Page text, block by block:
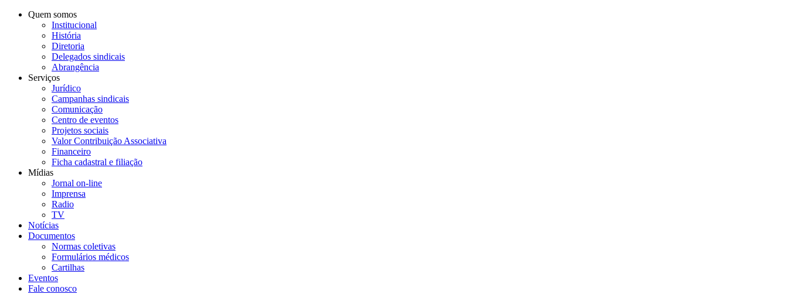
Quem somos
Institucional
História
Diretoria
Delegados sindicais
Abrangência
Serviços
Jurídico
Campanhas sindicais
Comunicação
Centro de eventos
Projetos sociais
Valor Contribuição Associativa
Financeiro
Ficha cadastral e filiação
Mídias
Jornal on-line
Imprensa
Radio
TV
Notícias
Documentos
Normas coletivas
Formulários médicos
Cartilhas
Eventos
Fale conosco